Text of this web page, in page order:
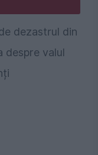
dezastrul din
despre valul